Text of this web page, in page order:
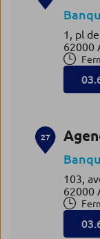
1, pl
62000
27
103,
62000